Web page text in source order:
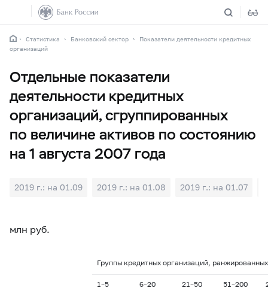
Статистика Банковский сектор
Показатели деятельности кредитных
организаций
Отдельные показатели
деятельности кредитных
организаций, сгруппированных
по величине активов по состоянию
на 1 августа 2007 года
2019 г.: на 01.09 2019 г.: на 01.08 2019 г.: на 01.07
млн руб.
Группы кредитных организаций,
1–5 6–20 21–50 51–200